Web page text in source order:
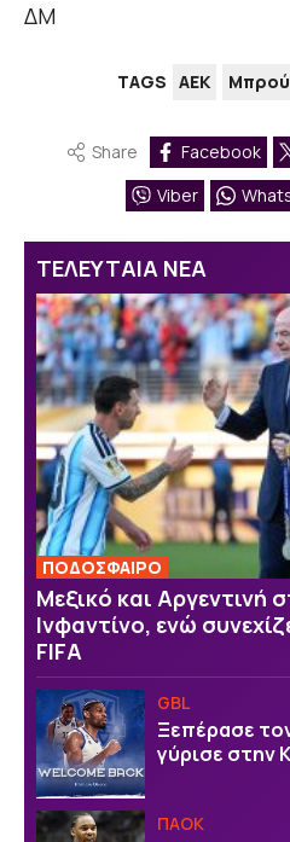
ΔΜ
TAGS ΑΕΚ
Share Facebook
Viber
ΤΕΛΕΥΤΑΙΑ ΝΕΑ
ΠΟΔΟΣΦΑΙΡΟ
Μεξικό και Αργεντινή
Ινφαντίνο, ενώ
FIFA
GBL
Ξεπέρασε
γύρισε στην
ΠΑΟΚ